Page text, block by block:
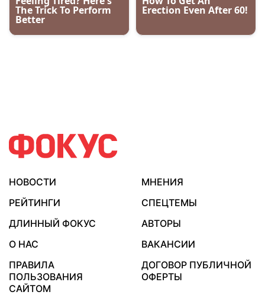
НОВОСТИ
МНЕНИЯ
РЕЙТИНГИ
СПЕЦТЕМЫ
ДЛИННЫЙ ФОКУС
АВТОРЫ
О НАС
ВАКАНСИИ
ПРАВИЛА
ПОЛЬЗОВАНИЯ
САЙТОМ
ДОГОВОР ПУБЛИЧНОЙ
ОФЕРТЫ